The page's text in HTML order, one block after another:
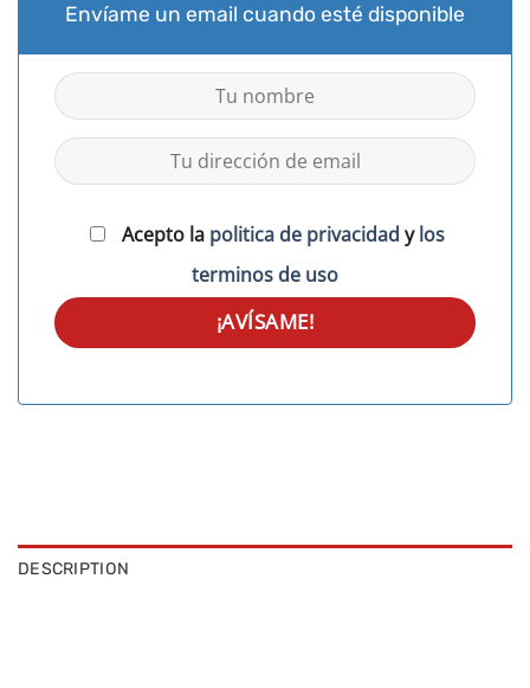
Envíame un email cuando esté disponible
Acepto la politica de privacidad ylos
terminos de uso
DESCRIPTION